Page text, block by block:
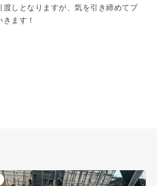
渡しとなりますが、気を引き締めてプ
ます！